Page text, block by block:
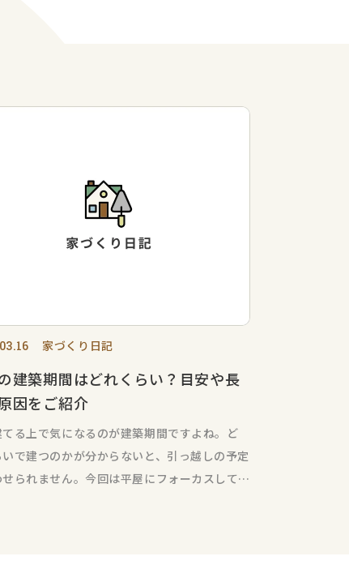
家づくり日記
建築期間はどれくらい？目安や長
因をご紹介
てる上で気になるのが建築期間ですよね。ど
いで建つのかが分からないと、引っ越しの予定
せられません。今回は平屋にフォーカスして、